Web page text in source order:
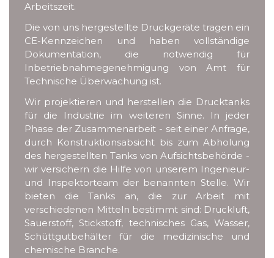
Arbeitszeit.
Die von uns hergestellte Druckgeräte tragen ein
CE-Kennzeichen und haben vollständige
Dokumentation, die notwendig für
Inbetriebnahmegenehmigung von Amt für
Technische Überwachung ist.
Wir projektieren und herstellen die Drucktanks
für die Industrie im weiteren Sinne. In jeder
Phase der Zusammenarbeit - seit einer Anfrage,
durch Konstruktionsabsicht bis zum Abholung
des hergestellten Tanks von Aufsichtsbehörde -
wir versichern die Hilfe von unserem Ingenieur-
und Inspektorteam der benannten Stelle. Wir
bieten die Tanks an, die zur Arbeit mit
verschiedenen Mitteln bestimmt sind: Druckluft,
Sauerstoff, Stickstoff, technisches Gas, Wasser,
Schüttgutbehälter für die medizinische und
chemische Branche.